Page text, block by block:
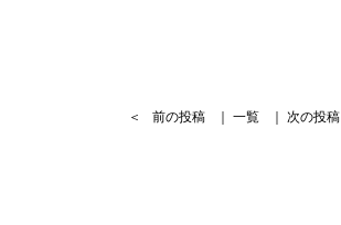
＜ 前の投稿 一覧 次の投稿